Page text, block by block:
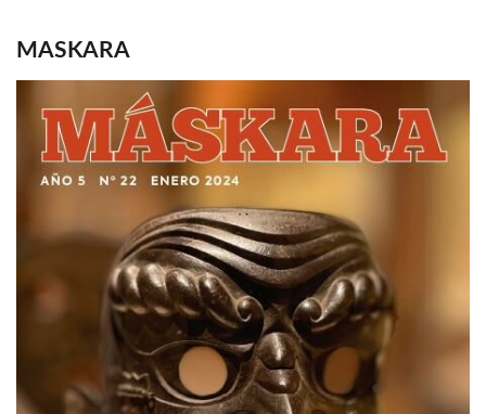
MASKARA